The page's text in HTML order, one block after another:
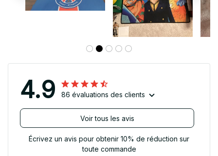
4.9 86 évaluations des clients
Voir tous les avis
Écrivez un avis pour obtenir 10% de réduction sur
toute commande